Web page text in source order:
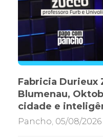
Fabricia Durieux
Blumenau,
cidade e
Pancho 05/08/2026